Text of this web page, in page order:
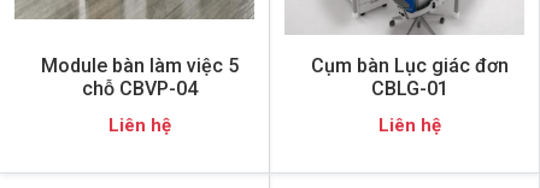
Module bàn làm việc 5
chỗ CBVP-04
Liên hệ
Cụm bàn Lục giác đơn
CBLG-01
Liên hệ